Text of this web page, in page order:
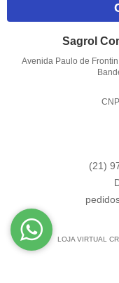
Sagrol
Avenida Paulo de
(21)
LOJA VIRTUAL